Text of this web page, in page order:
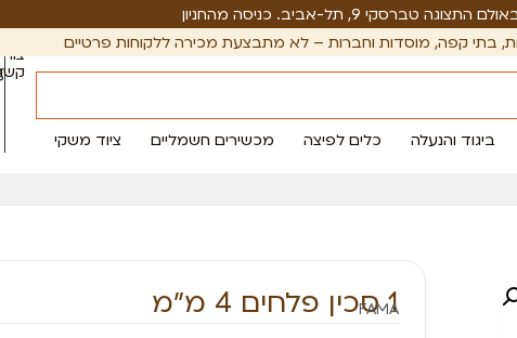
טברסקי 9, תל-אביב. כניסה מהחניון
בתי קפה, מוסדות וחברות – לא מתבצעת מכירה ללקוחות פרטיים
ביגוד והנעלה כלים לפיצה מכשירים חשמליים ציוד משקי
צור
1 סכין פלחים 4 מ״מ
FAMA